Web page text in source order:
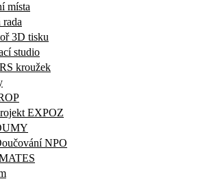
místa
rada
3D tisku
studio
kroužek
EXPOZ
NPO